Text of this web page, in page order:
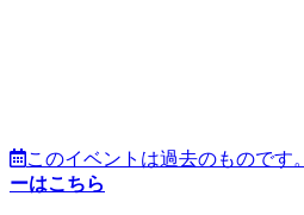
このイベントは過去のものです。
ーはこちら